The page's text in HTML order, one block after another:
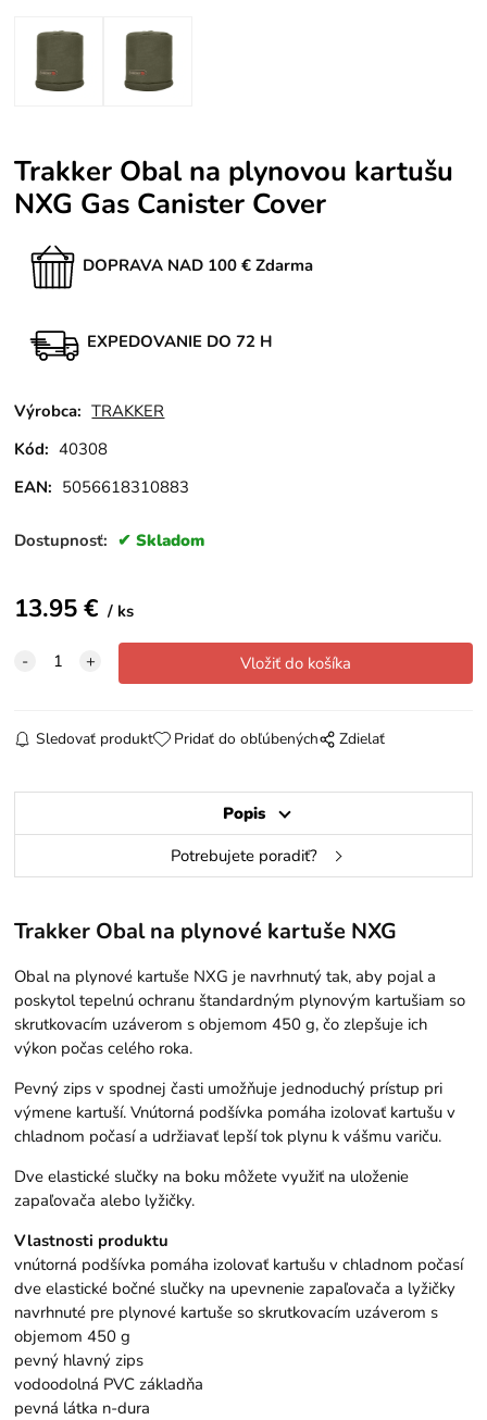
Trakker Obal na plynovou kartušu
NXG Gas Canister Cover
DOPRAVA NAD 100 € Zdarma
EXPEDOVANIE DO 72 H
Výrobca: TRAKKER
Kód: 40308
EAN: 5056618310883
Dostupnosť: Skladom
13.95€ ks
Sledovať produkt Pridať do obľúbených Zdielať
Popis
Potrebujete poradiť?
Trakker Obal na plynové kartuše NXG
Obal na plynové kartuše NXG je navrhnutý tak, aby pojal a
poskytol tepelnú ochranu štandardným plynovým kartušiam so
skrutkovacím uzáverom s objemom 450 g, čo zlepšuje ich
výkon počas celého roka.
Pevný zips v spodnej časti umožňuje jednoduchý prístup pri
výmene kartuší. Vnútorná podšívka pomáha izolovať kartušu v
chladnom počasí a udržiavať lepší tok plynu k vášmu variču.
Dve elastické slučky na boku môžete využiť na uloženie
zapaľovača alebo lyžičky.
Vlastnosti produktu
vnútorná podšívka pomáha izolovať kartušu v chladnom počasí
dve elastické bočné slučky na upevnenie zapaľovača a lyžičky
navrhnuté pre plynové kartuše so skrutkovacím uzáverom s
objemom 450 g
pevný hlavný zips
vodoodolná PVC základňa
pevná látka n-dura